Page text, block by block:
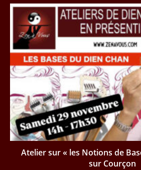
Atelier sur « les Notions de
sur Courçon